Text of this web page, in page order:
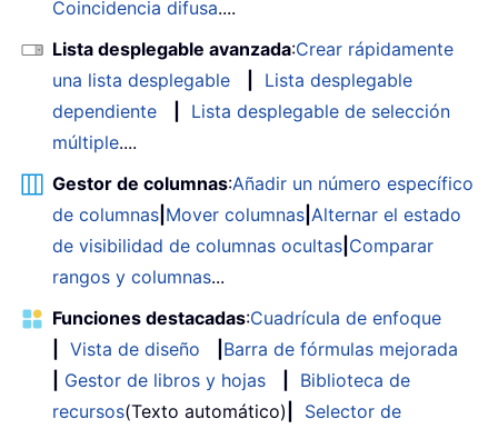
Coincidencia difusa....
Lista desplegable avanzada:Crear rápidamente
una lista desplegable
Lista desplegable
dependiente
Lista desplegable de selección
múltiple....
Gestor de columnas:Añadir un número específico
de columnas Mover columnas Alternar el estado
de visibilidad de columnas ocultas Comparar
rangos y columnas...
Funciones destacadas:Cuadrícula de enfoque
Vista de diseño
Barra de fórmulas mejorada
Gestor de libros y hojas
Biblioteca de
recursos(Texto automático)
Selector de